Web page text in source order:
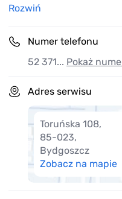
Rozwiń
Numer telefonu
52 371... Pokaż
Adres serwisu
Toruńska 108,
85-023,
Bydgoszcz
Zobacz na mapie